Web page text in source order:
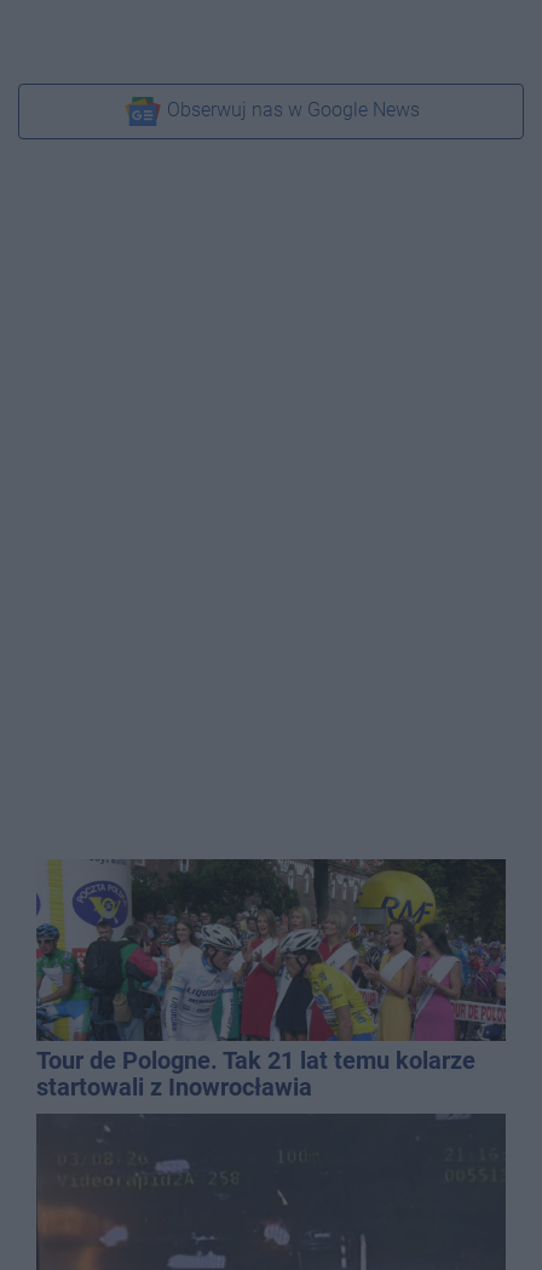
Obserwuj nas w Google News
Tour de Pologne. Tak 21 lat temu kolarze
startowali z Inowrocławia